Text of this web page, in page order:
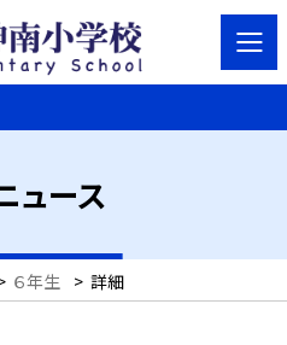
ュース
６年生 > 詳細